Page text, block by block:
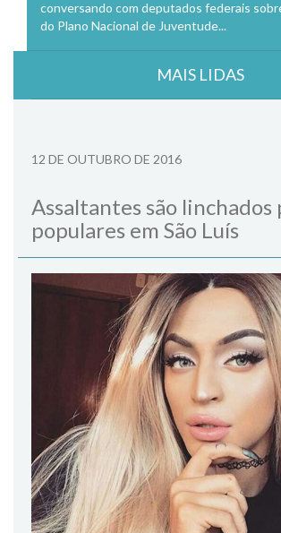
conversando com deputados federais
do Plano Nacional de Juventude...
MAIS LIDAS
12 DE OUTUBRO DE 2016
Assaltantes são linchados
populares em São Luís